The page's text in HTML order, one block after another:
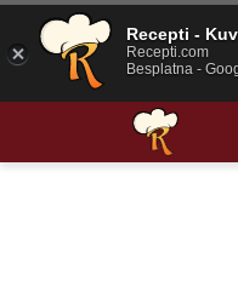
Recepti -
Recepti.com
Besplatna -